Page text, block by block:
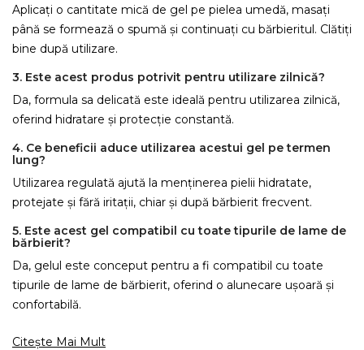
Aplicați o cantitate mică de gel pe pielea umedă, masați
până se formează o spumă și continuați cu bărbieritul. Clătiți
bine după utilizare.
3. Este acest produs potrivit pentru utilizare zilnică?
Da, formula sa delicată este ideală pentru utilizarea zilnică,
oferind hidratare și protecție constantă.
4. Ce beneficii aduce utilizarea acestui gel pe termen
lung?
Utilizarea regulată ajută la menținerea pielii hidratate,
protejate și fără iritații, chiar și după bărbierit frecvent.
5. Este acest gel compatibil cu toate tipurile de lame de
bărbierit?
Da, gelul este conceput pentru a fi compatibil cu toate
tipurile de lame de bărbierit, oferind o alunecare ușoară și
confortabilă.
Citește Mai Mult
Creeaza o lista de dorinte ×
Anuleaza
Creeaza o lista de dorinte